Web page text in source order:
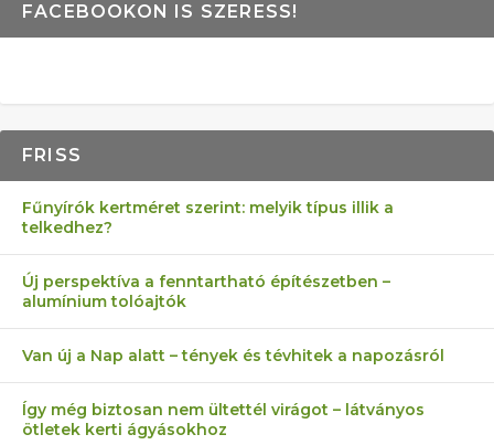
FACEBOOKON IS SZERESS!
FRISS
Fűnyírók kertméret szerint: melyik típus illik a
telkedhez?
Új perspektíva a fenntartható építészetben –
alumínium tolóajtók
Van új a Nap alatt – tények és tévhitek a napozásról
Így még biztosan nem ültettél virágot – látványos
ötletek kerti ágyásokhoz